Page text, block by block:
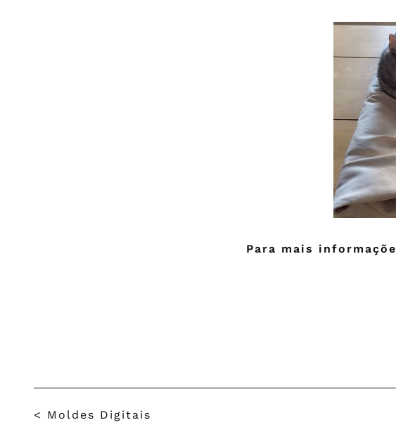
Para mais
< Moldes Digitais